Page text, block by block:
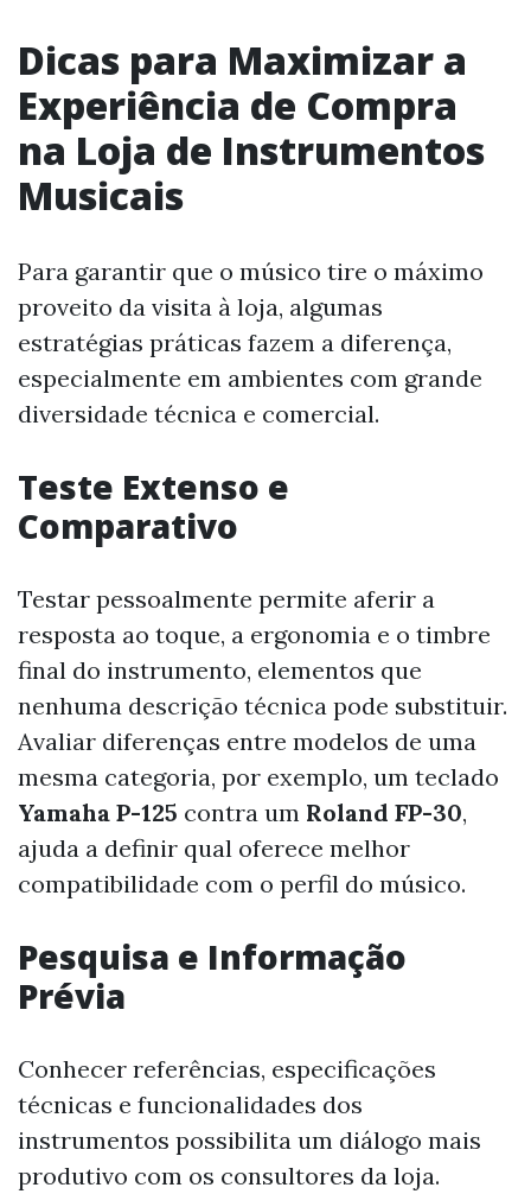
Dicas para Maximizar a
Experiência de Compra
na Loja de Instrumentos
Musicais
Para garantir que o músico tire o máximo
proveito da visita à loja, algumas
estratégias práticas fazem a diferença,
especialmente em ambientes com grande
diversidade técnica e comercial.
Teste Extenso e
Comparativo
Testar pessoalmente permite aferir a
resposta ao toque, a ergonomia e o timbre
final do instrumento, elementos que
nenhuma descrição técnica pode substituir.
Avaliar diferenças entre modelos de uma
mesma categoria, por exemplo, um teclado
Yamaha P-125 contra um Roland FP-30,
ajuda a definir qual oferece melhor
compatibilidade com o perfil do músico.
Pesquisa e Informação
Prévia
Conhecer referências, especificações
técnicas e funcionalidades dos
instrumentos possibilita um diálogo mais
produtivo com os consultores da loja.